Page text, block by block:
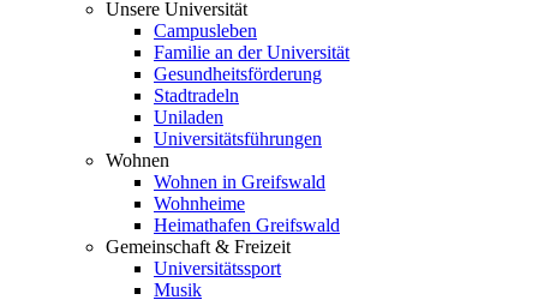
Unsere Universität
Campusleben
Familie an der Universität
Gesundheitsförderung
Stadtradeln
Uniladen
Universitätsführungen
Wohnen
Wohnen in Greifswald
Wohnheime
Heimathafen Greifswald
Gemeinschaft & Freizeit
Universitätssport
Musik